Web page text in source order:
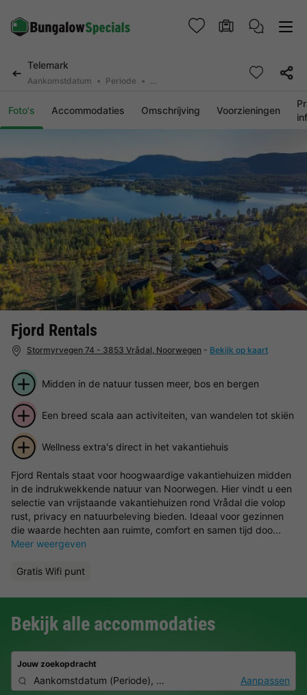
Telemark
Aankomstdatum Periode 2 personen, 0 huisdier
Foto's Accommodaties Omschrijving Voorzieningen
Fjord Rentals
Stormyrvegen 74 - 3853 Vrådal, Noorwegen - Bekijk op kaart
Midden in de natuur tussen meer, bos en bergen
Een breed scala aan activiteiten, van wandelen tot skiën
Wellness extra's direct in het vakantiehuis
Fjord Rentals staat voor hoogwaardige vakantiehuizen midden
in de indrukwekkende natuur van Noorwegen. Hier vindt u een
selectie van vrijstaande vakantiehuizen rond Vrådal die volop
rust, privacy en natuurbeleving bieden. Ideaal voor gezinnen
die waarde hechten aan ruimte, comfort en samen tijd doo...
Meer weergeven
Gratis Wifi punt
Bekijk alle accommodaties
Jouw zoekopdracht
Aankomstdatum (Periode), 2 personen, 0 huisdierAanpassen